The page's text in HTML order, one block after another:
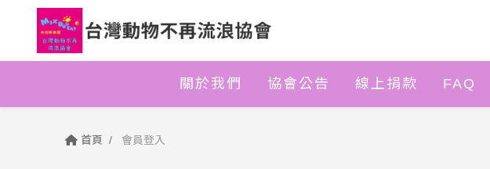
關於我們 協會公告 線上捐款 FAQ
首頁 會員登入